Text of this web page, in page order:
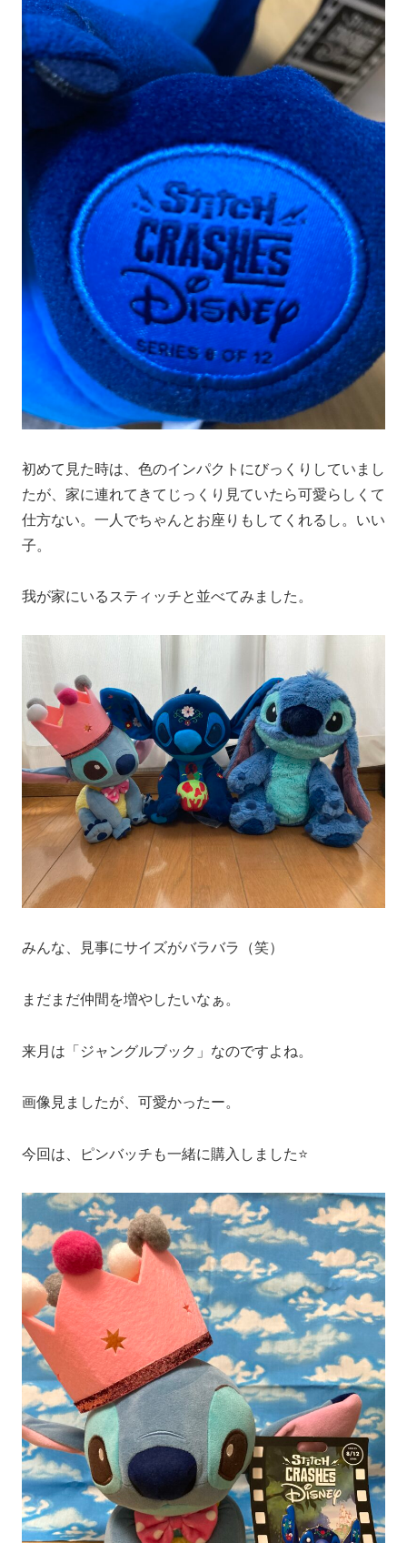
初めて見た時は、色のインパクトにびっくりしていまし
たが、家に連れてきてじっくり見ていたら可愛らしくて
仕方ない。一人でちゃんとお座りもしてくれるし。いい
子。
我が家にいるスティッチと並べてみました。
みんな、見事にサイズがバラバラ（笑）
まだまだ仲間を増やしたいなぁ。
来月は「ジャングルブック」なのですよね。
画像見ましたが、可愛かったー。
今回は、ピンバッチも一緒に購入しました⭐️